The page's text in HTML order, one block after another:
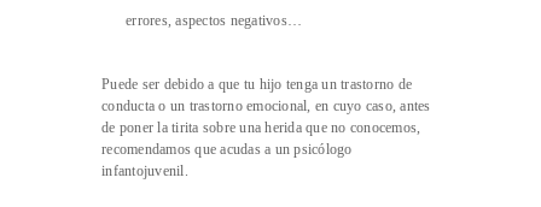
errores, aspectos negativos…
Puede ser debido a que tu hijo tenga un trastorno de
conducta o un trastorno emocional, en cuyo caso, antes
de poner la tirita sobre una herida que no conocemos,
recomendamos que acudas a un psicólogo
infantojuvenil.